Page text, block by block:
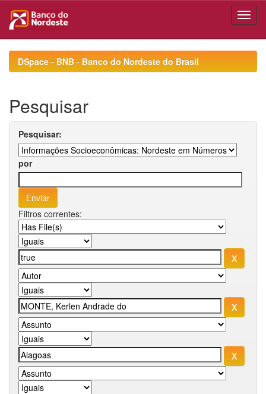
navigationDSpace - BNB - Banco do Nordeste do Brasil
Pesquisar
Pesquisar:
por
Filtros correntes: